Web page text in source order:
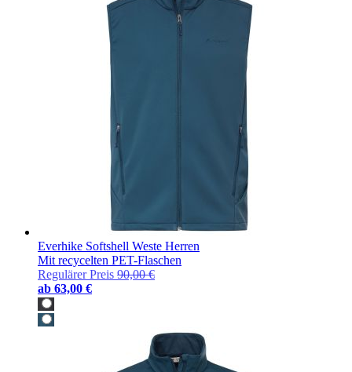
Everhike Softshell Weste Herren
Mit recycelten PET-Flaschen
Regulärer Preis 90,00 €
ab 63,00 €